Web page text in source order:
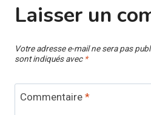
Laisser un
Votre adresse e-mail ne sera pas
sont indiqués avec *
Commentaire *